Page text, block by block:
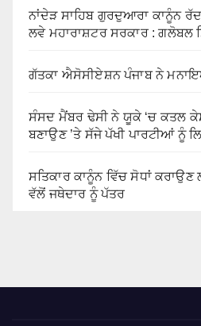
ਨਾਂਦੇੜ ਸਾਹਿਬ ਗੁਰਦੁਆਰਾ ਕਾਨੂੰਨ
ਲਵੇ ਮਹਾਰਾਸ਼ਟਰ ਸਰਕਾਰ : ਗਲੋਬਲ
ਗੱਤਕਾ ਐਸੋਸੀਏਸ਼ਨ ਪੰਜਾਬ ਨੇ
ਸੰਸਦ ਮੈਂਬਰ ਢੇਸੀ ਨੇ ਯੂਕੇ ‘ਚ ਕਤਲ ਕੇਸ
ਬਣਾਉਣ ’ਤੇ ਸੱਜੇ ਪੱਖੀ ਪਾਰਟੀਆਂ ਨੂੰ
ਸਤਿਕਾਰ ਕਾਨੂੰਨ ਵਿੱਚ ਸੋਧਾਂ
ਵੱਲੋਂ ਜਥੇਦਾਰ ਨੂੰ ਪੱਤਰ